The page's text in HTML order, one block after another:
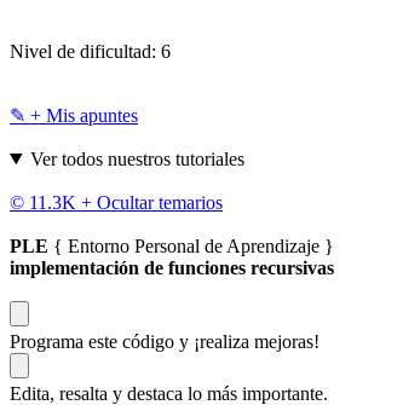
Nivel de dificultad: 6
✎ + Mis apuntes
Ver todos nuestros tutoriales
© 11.3K + Ocultar temarios
PLE { Entorno Personal de Aprendizaje }
implementación de funciones recursivas
Programa este código y ¡realiza mejoras!
Edita, resalta y destaca lo más importante.